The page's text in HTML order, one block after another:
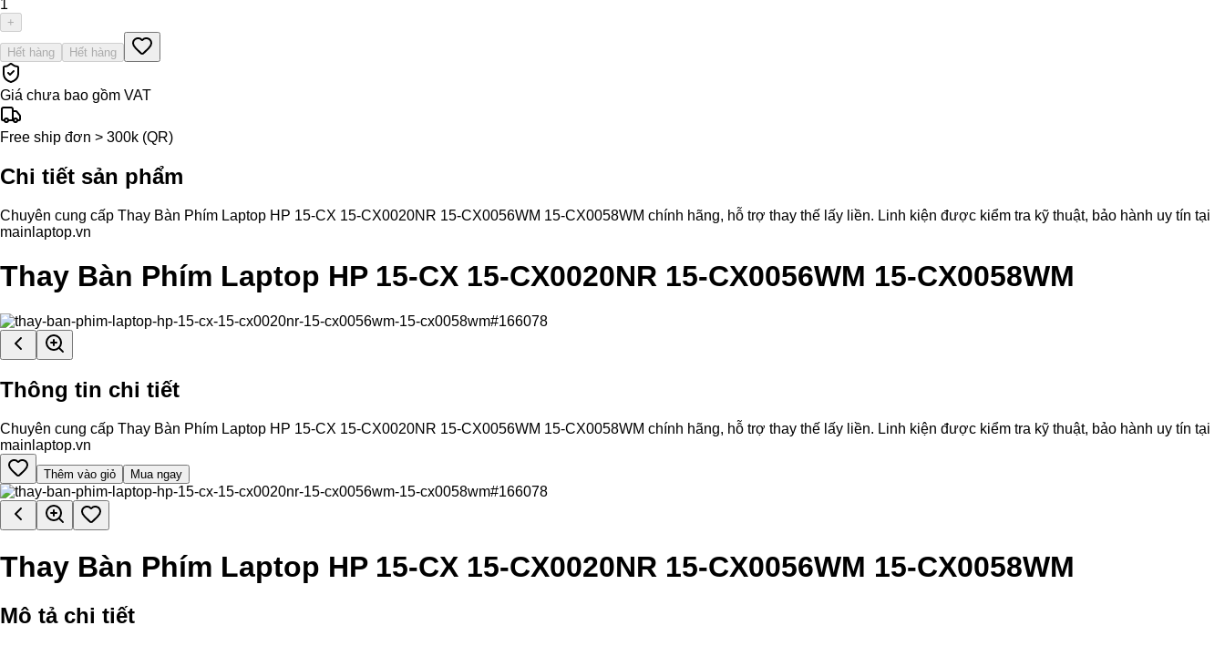
1
+
Hết hàng Hết hàng
Giá chưa bao gồm VAT
Free ship đơn > 300k (QR)
Chi tiết sản phẩm
Chuyên cung cấp Thay Bàn Phím Laptop HP 15-CX 15-CX0020NR 15-CX0056WM 15-CX0058WM chính hãng, hỗ trợ thay thế lấy liền. Linh kiện được kiểm tra kỹ thuật, bảo hành uy tín tại
mainlaptop.vn
Thay Bàn Phím Laptop HP 15-CX 15-CX0020NR 15-CX0056WM 15-CX0058WM
Thông tin chi tiết
Chuyên cung cấp Thay Bàn Phím Laptop HP 15-CX 15-CX0020NR 15-CX0056WM 15-CX0058WM chính hãng, hỗ trợ thay thế lấy liền. Linh kiện được kiểm tra kỹ thuật, bảo hành uy tín tại
mainlaptop.vn
Thêm vào giỏ Mua ngay
Thay Bàn Phím Laptop HP 15-CX 15-CX0020NR 15-CX0056WM 15-CX0058WM
Mô tả chi tiết